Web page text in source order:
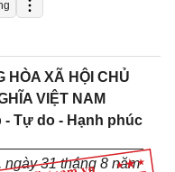
HÒA XÃ HỘI CHỦ
VIỆT NAM
- Tự do - Hạnh phúc
ngày 31 tháng 8 năm